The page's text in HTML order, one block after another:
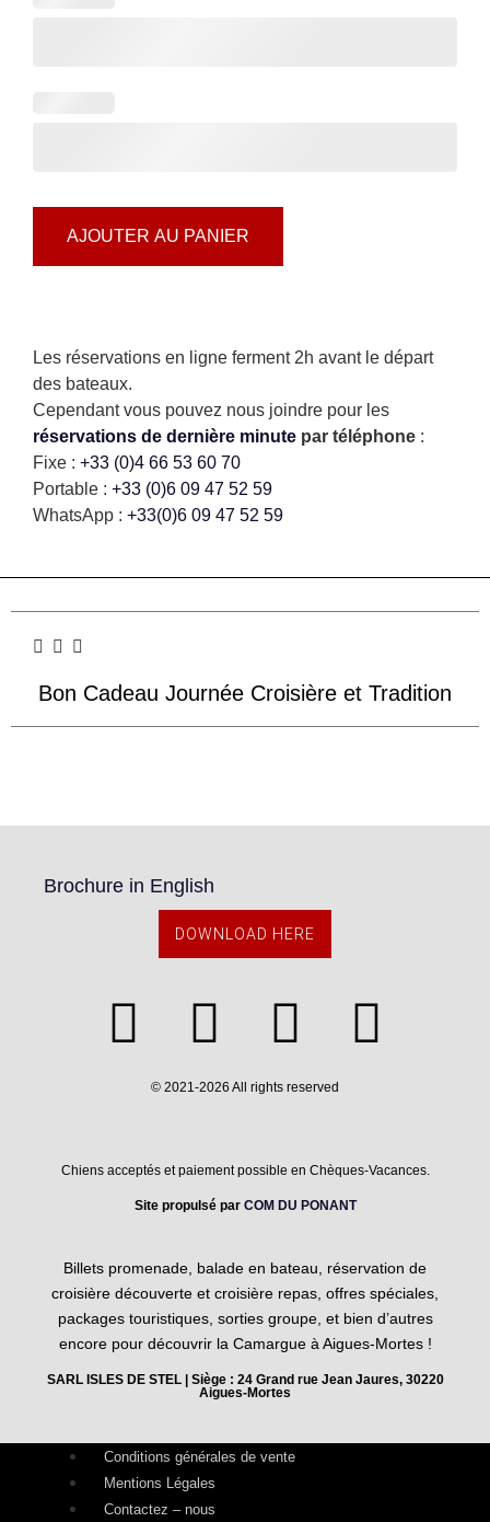
AJOUTER AU PANIER
Les réservations en ligne ferment 2h avant le départ
des bateaux.
Cependant vous pouvez nous joindre pour les
réservations de dernière minute par téléphone :
Fixe : +33 (0)4 66 53 60 70
Portable : +33 (0)6 09 47 52 59
WhatsApp : +33(0)6 09 47 52 59
Bon Cadeau Journée Croisière et Tradition
Billets promenade, balade en bateau, réservation de
croisière découverte et croisière repas, offres spéciales,
packages touristiques, sorties groupe, et bien d’autres
encore pour découvrir la Camargue à Aigues-Mortes !
SARL ISLES DE STEL | Siège : 24 Grand rue Jean Jaures, 30220
Aigues-Mortes
Brochure in English
DOWNLOAD HERE
© 2021-2026 All rights reserved
Chiens acceptés et paiement possible en Chèques-Vacances.
Site propulsé par COM DU PONANT
Conditions générales de vente
Mentions Légales
Contactez – nous